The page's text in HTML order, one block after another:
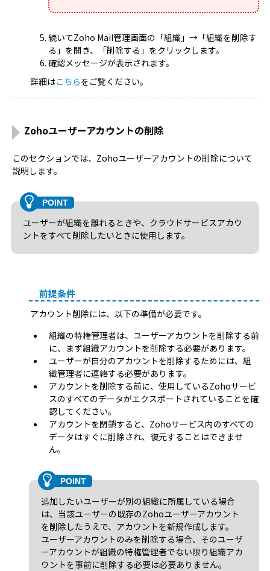
続いてZoho Mail管理画面の「組織」→「組織を削除す
る」を開き、「削除する」をクリックします。
確認メッセージが表示されます。
詳細はこちらをご覧ください。
Zohoユーザーアカウントの削除
このセクションでは、Zohoユーザーアカウントの削除について
説明します。
ユーザーが組織を離れるときや、クラウドサービスアカウ
ントをすべて削除したいときに使用します。
前提条件
アカウント削除には、以下の準備が必要です。
組織の特権管理者は、ユーザーアカウントを削除する前
に、まず組織アカウントを削除する必要があります。
ユーザーが自分のアカウントを削除するためには、組
織管理者に連絡する必要があります。
アカウントを削除する前に、使用しているZohoサービ
スのすべてのデータがエクスポートされていることを確
認してください。
アカウントを閉鎖すると、Zohoサービス内のすべての
データはすぐに削除され、復元することはできませ
ん。
追加したいユーザーが別の組織に所属している場合
は、当該ユーザーの既存のZohoユーザーアカウント
を削除したうえで、アカウントを新規作成します。
ユーザーアカウントのみを削除する場合、そのユーザ
ーアカウントが組織の特権管理者でない限り組織アカ
ウントを事前に削除する必要は必要ありません。